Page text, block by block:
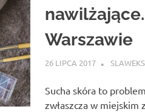
Warszawie
26 LIPCA 2017
Sucha skóra to
zwłaszcza w miejskim